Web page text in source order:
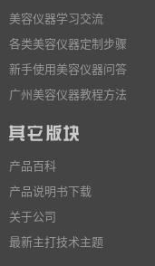
美容仪器学习交流
各类美容仪器定制步骤
新手使用美容仪器问答
广州美容仪器教程方法
产品百科
产品说明书下载
关于公司
最新主打技术主题